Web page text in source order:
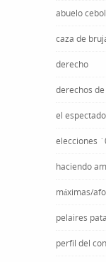
abuelo
caza de
derecho
derechos
el
elecciones
haciendo
máximas/
pelaires
perfil del